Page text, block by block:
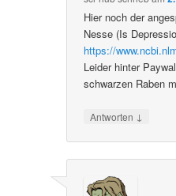
Hier noch der
Nesse (Is
https://
Leider hinter
schwarzen Raben
Antworten ↓